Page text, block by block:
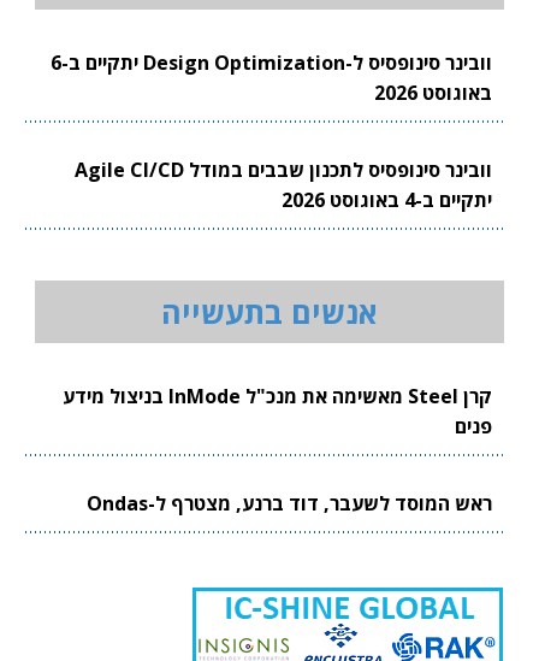
וובינר סינופסיס ל-Design Optimization יתקיים ב-6
באוגוסט 2026
וובינר סינופסיס לתכנון שבבים במודל Agile CI/CD
יתקיים ב-4 באוגוסט 2026
אנשים בתעשייה
קרן Steel מאשימה את מנכ"ל InMode בניצול מידע
פנים
ראש המוסד לשעבר, דוד ברנע, מצטרף ל-Ondas